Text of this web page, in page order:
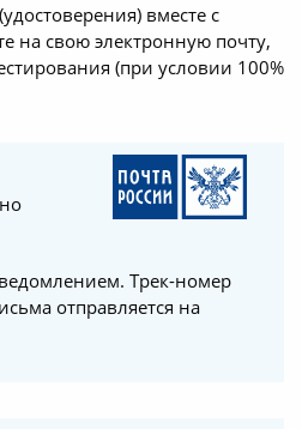
вместе с
на свою электронную почту,
(при условии 100%
Трек-номер
отправляется на